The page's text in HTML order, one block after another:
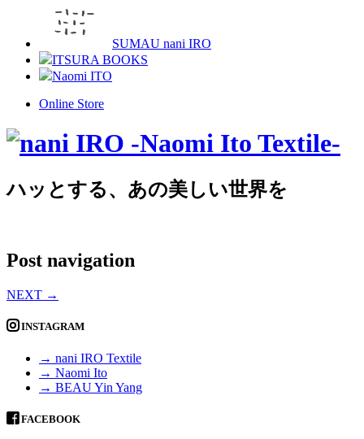
SUMAU nani IRO
ITSURA BOOKS
Naomi ITO
Online Store
ハッとする、あの美しい世界を
Post navigation
NEXT →
INSTAGRAM
→ nani IRO Textile
→ Naomi Ito
→ BEAU Yin Yang
FACEBOOK